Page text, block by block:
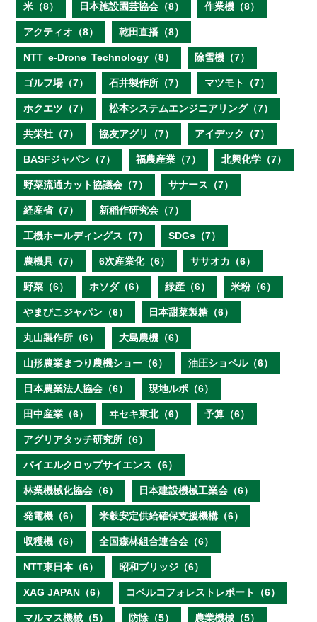
米（8） 日本施設園芸協会（8） 作業機（8）
アクティオ（8） 乾田直播（8）
NTT e‐Drone Technology（8） 除雪機（7）
ゴルフ場（7） 石井製作所（7） マツモト（7）
ホクエツ（7） 松本システムエンジニアリング（7）
共栄社（7） 協友アグリ（7） アイデック（7）
BASFジャパン（7） 福農産業（7） 北興化学（7）
野菜流通カット協議会（7） サナース（7）
経産省（7） 新稲作研究会（7）
工機ホールディングス（7） SDGs（7）
農機具（7） 6次産業化（6） ササオカ（6）
野菜（6） ホソダ（6） 緑産（6） 米粉（6）
やまびこジャパン（6） 日本甜菜製糖（6）
丸山製作所（6） 大島農機（6）
山形農業まつり農機ショー（6） 油圧ショベル（6）
日本農業法人協会（6） 現地ルポ（6）
田中産業（6） ヰセキ東北（6） 予算（6）
アグリアタッチ研究所（6）
バイエルクロップサイエンス（6）
林業機械化協会（6） 日本建設機械工業会（6）
発電機（6） 米穀安定供給確保支援機構（6）
収穫機（6） 全国森林組合連合会（6）
NTT東日本（6） 昭和ブリッジ（6）
XAG JAPAN（6） コベルコフォレストレポート（6）
マルマス機械（5） 防除（5） 農業機械（5）